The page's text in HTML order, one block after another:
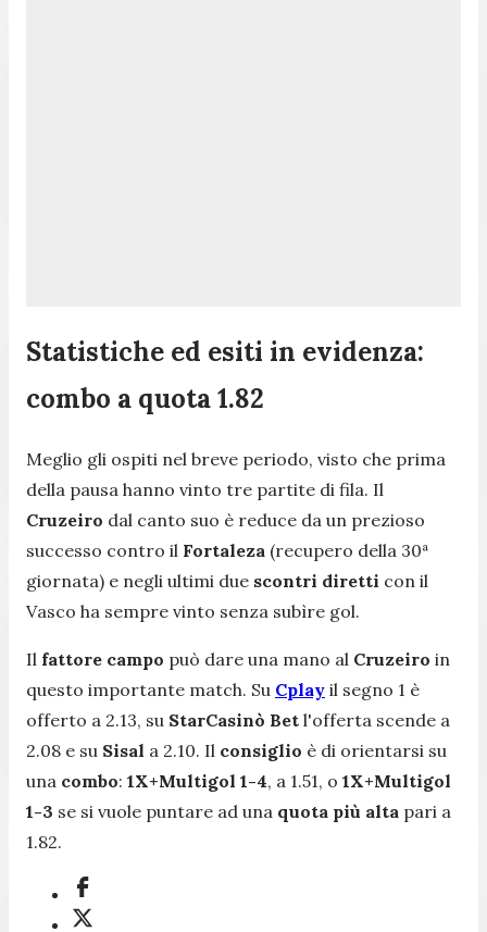
Statistiche ed esiti in evidenza:
combo a quota 1.82
Meglio gli ospiti nel breve periodo, visto che prima
della pausa hanno vinto tre partite di fila. Il
Cruzeiro dal canto suo è reduce da un prezioso
successo contro il Fortaleza (recupero della 30ª
giornata) e negli ultimi due scontri diretti con il
Vasco ha sempre vinto senza subìre gol.
Il fattore campo può dare una mano al Cruzeiro in
questo importante match. Su Cplay il segno 1 è
offerto a 2.13, su StarCasinò Bet l'offerta scende a
2.08 e su Sisal a 2.10. Il consiglio è di orientarsi su
una combo: 1X+Multigol 1-4, a 1.51, o 1X+Multigol
1-3 se si vuole puntare ad una quota più alta pari a
1.82.